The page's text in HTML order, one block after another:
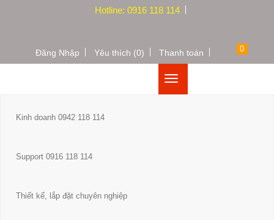
Hotline: 0916 118 114
Đăng Nhập Yêu thích (0) Thanh toán 0
Kinh doanh 0942 118 114
Support 0916 118 114
Thiết kế, lắp đặt chuyên nghiệp